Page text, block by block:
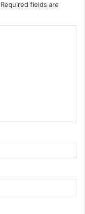
Required fields are